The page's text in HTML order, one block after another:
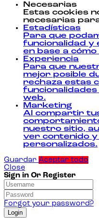
Necesarias
Estas cookies
necesarias
Estadísticas
Para que
funcionalidad y
en base a cómo
Experiencia
Para que
mejor posible
rechaza estas
web.
Marketing
Al compartir
nuestro sitio,
ver contenido
personalizados.
Guardar Aceptar todo
Close
Sign in Or Register
Forgot your password?